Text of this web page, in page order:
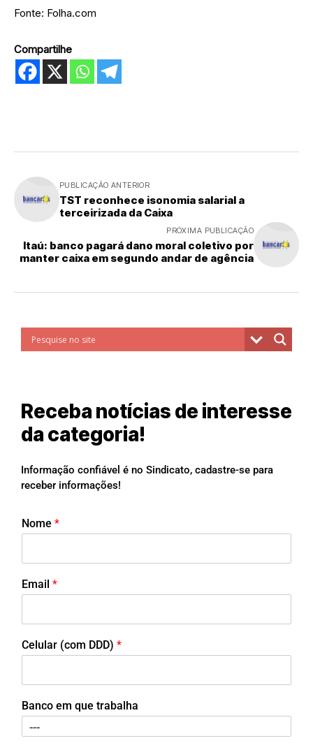
Fonte: Folha.com
Compartilhe
PUBLICAÇÃO ANTERIOR
TST reconhece isonomia salarial a
terceirizada da Caixa
PRÓXIMA PUBLICAÇÃO
Itaú: banco pagará dano moral coletivo por
manter caixa em segundo andar de agência
Receba notícias de interesse
da categoria!
Informação confiável é no Sindicato, cadastre-se para
receber informações!
Nome *
Email *
Celular (com DDD) *
Banco em que trabalha